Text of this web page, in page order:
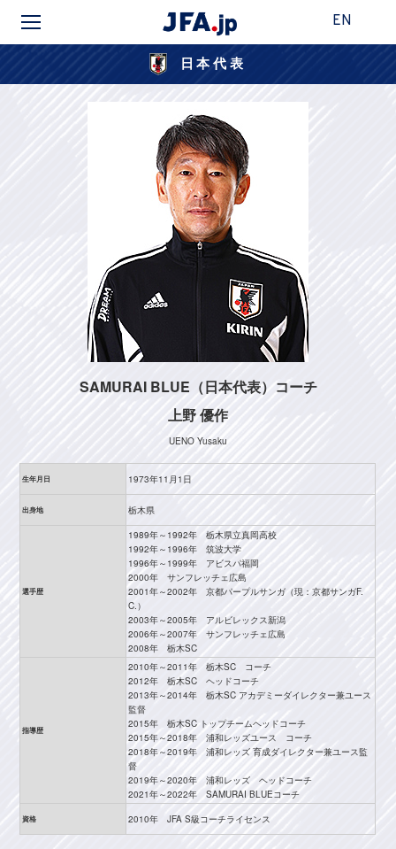
EN
日本代表
SAMURAI BLUE（日本代表）コーチ
上野 優作
UENO Yusaku
生年月日 1973年11月1日
出身地 栃木県
選手歴
1989年～1992年 栃木県立真岡高校
1992年～1996年 筑波大学
1996年～1999年 アビスパ福岡
2000年 サンフレッチェ広島
2001年～2002年 京都パープルサンガ（現：京都サンガF.
C.）
2003年～2005年 アルビレックス新潟
2006年～2007年 サンフレッチェ広島
2008年 栃木SC
指導歴
2010年～2011年 栃木SC コーチ
2012年 栃木SC ヘッドコーチ
2013年～2014年 栃木SC アカデミーダイレクター兼ユース
監督
2015年 栃木SC トップチームヘッドコーチ
2015年～2018年 浦和レッズユース コーチ
2018年～2019年 浦和レッズ 育成ダイレクター兼ユース監
督
2019年～2020年 浦和レッズ ヘッドコーチ
2021年～2022年 SAMURAI BLUEコーチ
資格 2010年 JFA S級コーチライセンス